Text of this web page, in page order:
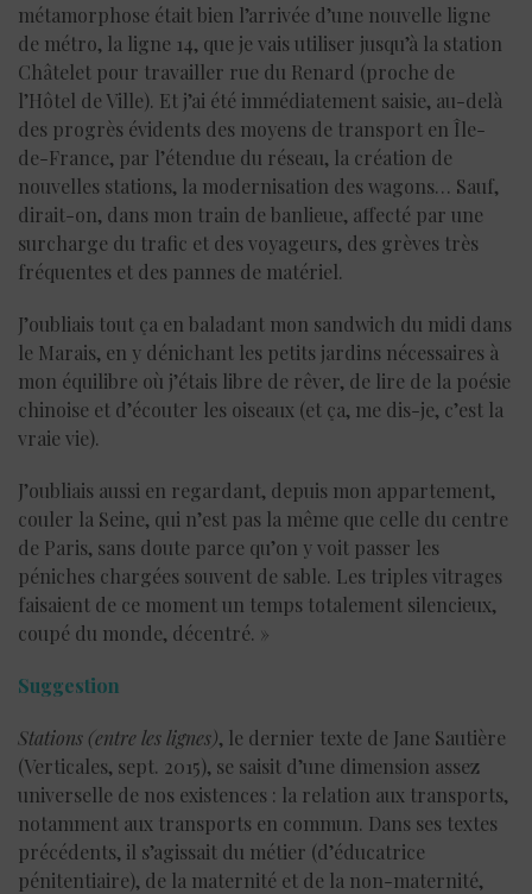
métamorphose était bien l’arrivée d’une nouvelle ligne
de métro, la ligne 14, que je vais utiliser jusqu’à la station
Châtelet pour travailler rue du Renard (proche de
l’Hôtel de Ville). Et j’ai été immédiatement saisie, au-delà
des progrès évidents des moyens de transport en Île-
de-France, par l’étendue du réseau, la création de
nouvelles stations, la modernisation des wagons… Sauf,
dirait-on, dans mon train de banlieue, affecté par une
surcharge du trafic et des voyageurs, des grèves très
fréquentes et des pannes de matériel.
J’oubliais tout ça en baladant mon sandwich du midi dans
le Marais, en y dénichant les petits jardins nécessaires à
mon équilibre où j’étais libre de rêver, de lire de la poésie
chinoise et d’écouter les oiseaux (et ça, me dis-je, c’est la
vraie vie).
J’oubliais aussi en regardant, depuis mon appartement,
couler la Seine, qui n’est pas la même que celle du centre
de Paris, sans doute parce qu’on y voit passer les
péniches chargées souvent de sable. Les triples vitrages
faisaient de ce moment un temps totalement silencieux,
coupé du monde, décentré. »
Suggestion
Stations (entre les lignes), le dernier texte de Jane Sautière
(Verticales, sept. 2015), se saisit d’une dimension assez
universelle de nos existences : la relation aux transports,
notamment aux transports en commun. Dans ses textes
précédents, il s’agissait du métier (d’éducatrice
pénitentiaire), de la maternité et de la non-maternité,